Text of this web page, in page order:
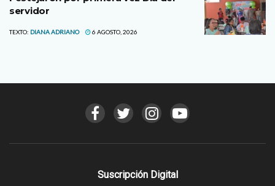
servidor
TEXTO: DIANA ADRIANO 6 AGOSTO, 2026
Suscripción Digital